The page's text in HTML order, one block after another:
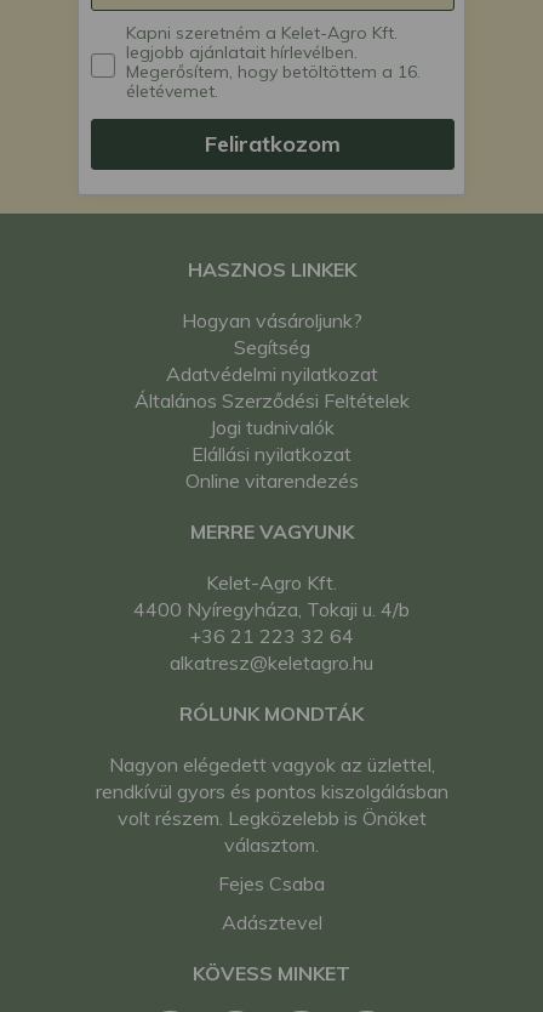
Kapni szeretném a Kelet-Agro Kft.
legjobb ajánlatait hírlevélben.
Megerősítem, hogy betöltöttem a 16.
életévemet.
Feliratkozom
HASZNOS LINKEK
Hogyan vásároljunk?
Segítség
Adatvédelmi nyilatkozat
Általános Szerződési Feltételek
Jogi tudnivalók
Elállási nyilatkozat
Online vitarendezés
MERRE VAGYUNK
Kelet-Agro Kft.
4400 Nyíregyháza, Tokaji u. 4/b
+36 21 223 32 64
alkatresz@keletagro.hu
RÓLUNK MONDTÁK
Nagyon elégedett vagyok az üzlettel,
rendkívül gyors és pontos kiszolgálásban
volt részem. Legközelebb is Önöket
választom.
Fejes Csaba
Adásztevel
KÖVESS MINKET